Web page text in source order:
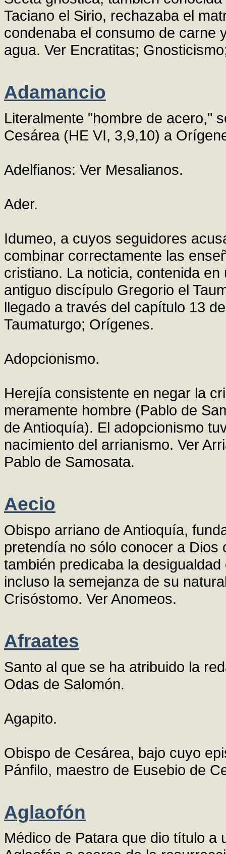
Taciano el Sirio, rechazaba el
condenaba el consumo de carne
agua. Ver Encratitas;
Adamancio
Literalmente "hombre de acero,"
Cesárea (HE VI, 3,9,10) a
Adelfianos: Ver Mesalianos.
Ader.
Idumeo, a cuyos seguidores
combinar correctamente las
cristiano. La noticia, contenida
antiguo discípulo Gregorio el
llegado a través del capítulo 13
Taumaturgo; Orígenes.
Adopcionismo.
Herejía consistente en negar la
meramente hombre (Pablo de
de Antioquía). El adopcionismo
nacimiento del arrianismo. Ver
Pablo de Samosata.
Aecio
Obispo arriano de Antioquía,
pretendía no sólo conocer a
también predicaba la
incluso la semejanza de su
Crisóstomo. Ver Anomeos.
Afraates
Santo al que se ha atribuido la
Odas de Salomón.
Agapito.
Obispo de Cesárea, bajo cuyo
Pánfilo, maestro de Eusebio de
Aglaofón
Médico de Patara que dio título a